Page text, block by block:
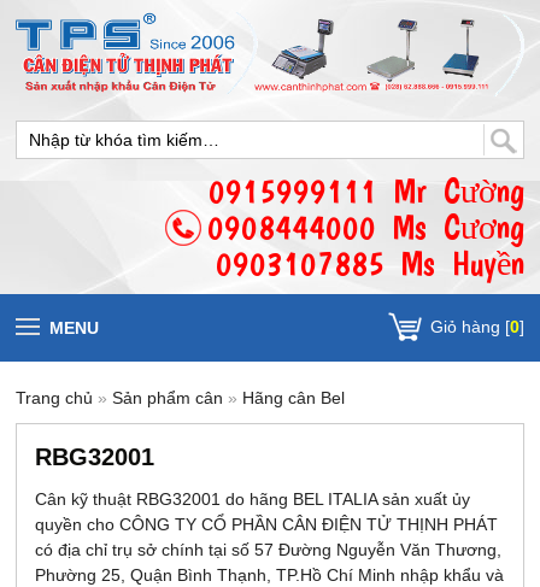
0915999111 Mr Cường
0908444000 Ms Cương
0903107885 Ms Huyền
MENU Giỏ hàng [0]
Trang chủ »Sản phẩm cân » Hãng cân Bel
RBG32001
Cân kỹ thuật RBG32001 do hãng BEL ITALIA sản xuất ủy
quyền cho CÔNG TY CỔ PHẦN CÂN ĐIỆN TỬ THỊNH PHÁT
có địa chỉ trụ sở chính tại số 57 Đường Nguyễn Văn Thương,
Phường 25, Quận Bình Thạnh, TP.Hồ Chí Minh nhập khẩu và